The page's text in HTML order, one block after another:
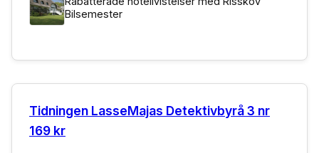
Bilsemester
Tidningen LasseMajas Detektivbyrå 3 nr
169 kr